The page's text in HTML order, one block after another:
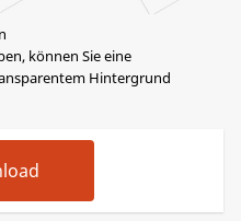
können Sie eine
Hintergrund